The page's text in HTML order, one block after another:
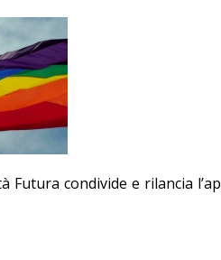
Futura condivide e rilancia